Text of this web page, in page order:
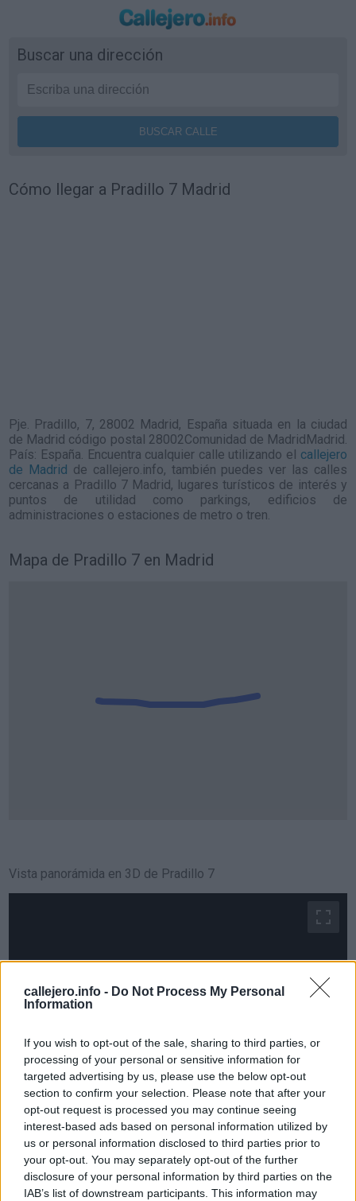
callejero.info - Do Not Process My Personal
Information
If you wish to opt-out of the sale, sharing to third parties, or
processing of your personal or sensitive information for
targeted advertising by us, please use the below opt-out
section to confirm your selection. Please note that after your
opt-out request is processed you may continue seeing
interest-based ads based on personal information utilized by
us or personal information disclosed to third parties prior to
your opt-out. You may separately opt-out of the further
disclosure of your personal information by third parties on the
IAB’s list of downstream participants. This information may
Buscar una dirección
Cómo llegar a Pradillo 7 Madrid
Pje. Pradillo, 7, 28002 Madrid, España situada en la ciudad
de Madrid código postal 28002Comunidad de MadridMadrid.
País: España. Encuentra cualquier calle utilizando el callejero
de Madrid de callejero.info, también puedes ver las calles
cercanas a Pradillo 7 Madrid, lugares turísticos de interés y
puntos de utilidad como parkings, edificios de
administraciones o estaciones de metro o tren.
Mapa de Pradillo 7 en Madrid
Vista panorámida en 3D de Pradillo 7
Image may be subject to copyright Terms Report a problem